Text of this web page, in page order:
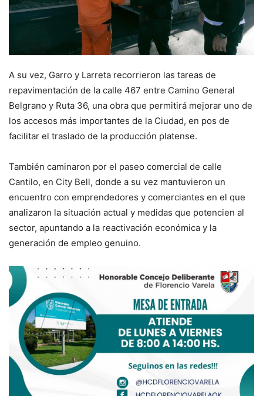
A su vez, Garro y Larreta recorrieron las tareas de
repavimentación de la calle 467 entre Camino General
Belgrano y Ruta 36, una obra que permitirá mejorar uno de
los accesos más importantes de la Ciudad, en pos de
facilitar el traslado de la producción platense.
También caminaron por el paseo comercial de calle
Cantilo, en City Bell, donde a su vez mantuvieron un
encuentro con emprendedores y comerciantes en el que
analizaron la situación actual y medidas que potencien al
sector, apuntando a la reactivación económica y la
generación de empleo genuino.